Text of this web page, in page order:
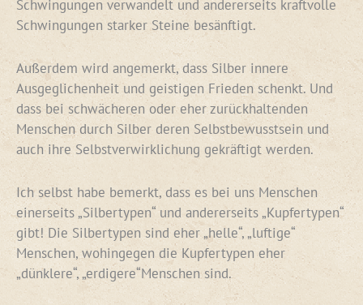
Schwingungen verwandelt und andererseits kraftvolle
Schwingungen starker Steine besänftigt.
Außerdem wird angemerkt, dass Silber innere
Ausgeglichenheit und geistigen Frieden schenkt. Und
dass bei schwächeren oder eher zurückhaltenden
Menschen durch Silber deren Selbstbewusstsein und
auch ihre Selbstverwirklichung gekräftigt werden.
Ich selbst habe bemerkt, dass es bei uns Menschen
einerseits „Silbertypen“ und andererseits „Kupfertypen“
gibt! Die Silbertypen sind eher „helle“, „luftige“
Menschen, wohingegen die Kupfertypen eher
„dünklere“, „erdigere“Menschen sind.